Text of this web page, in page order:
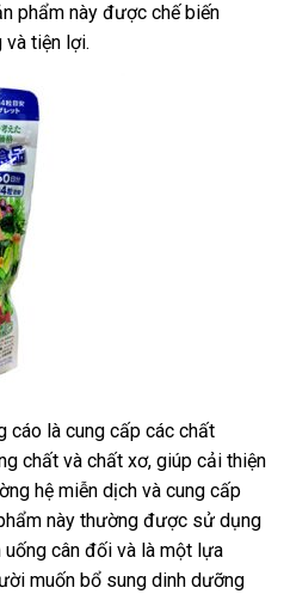
phẩm này được chế biến
và tiện lợi.
cáo là cung cấp các chất
chất và chất xơ, giúp cải thiện
hệ miễn dịch và cung cấp
này thường được sử dụng
cân đối và là một lựa
muốn bổ sung dinh dưỡng